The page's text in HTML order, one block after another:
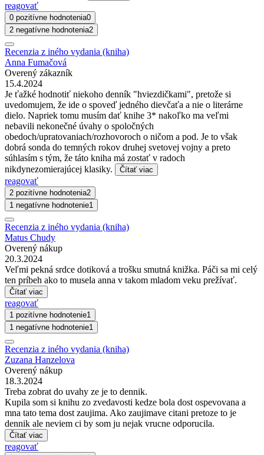
reagovať
0 pozitívne hodnotenia0
2 negatívne hodnotenia2
Recenzia z iného vydania (kniha)
Anna Fumačová
Overený zákazník
15.4.2024
Je ťažké hodnotiť niekoho denník "hviezdičkami", pretože si
uvedomujem, že ide o spoveď jedného dievčaťa a nie o literárne
dielo. Napriek tomu musím dať knihe 3* nakoľko ma veľmi
nebavili nekonečné úvahy o spoločných
obedoch/upratovaniach/rozhovoroch o ničom a pod. Je to však
dobrá sonda do temných rokov druhej svetovej vojny a preto
súhlasím s tým, že táto kniha má zostať v radoch
nikdynezomierajúcej klasiky.
Čítať viac
reagovať
2 pozitívne hodnotenia2
1 negatívne hodnotenie1
Recenzia z iného vydania (kniha)
Matus Chudy
Overený nákup
20.3.2024
Veľmi pekná srdce dotiková a trošku smutná knižka. Páči sa mi celý
ten príbeh ako to musela anna v takom mladom veku prežívať.
Čítať viac
reagovať
1 pozitívne hodnotenie1
1 negatívne hodnotenie1
Recenzia z iného vydania (kniha)
Zuzana Hanzelova
Overený nákup
18.3.2024
Treba zobrat do uvahy ze je to dennik.
Kupila som si knihu zo zvedavosti kedze bola dost ospevovana a
mna tato tema dost zaujima. Ako zaujimave citani pretoze to je
dennik ale neviem ci by som ju nejak vrucne odporucila.
Čítať viac
reagovať